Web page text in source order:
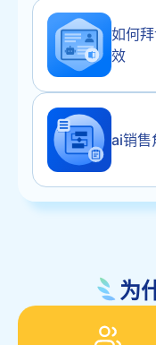
如何
效
ai销售
为